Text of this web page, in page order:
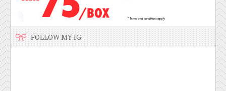
FOLLOW MY IG